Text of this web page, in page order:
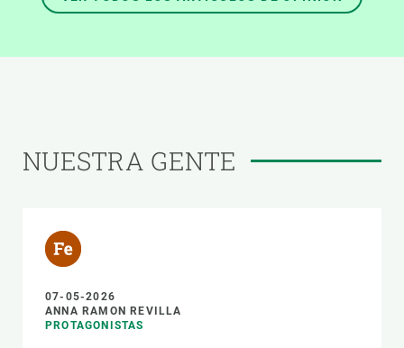
NUESTRA GENTE
07-05-2026
ANNA RAMON REVILLA
PROTAGONISTAS